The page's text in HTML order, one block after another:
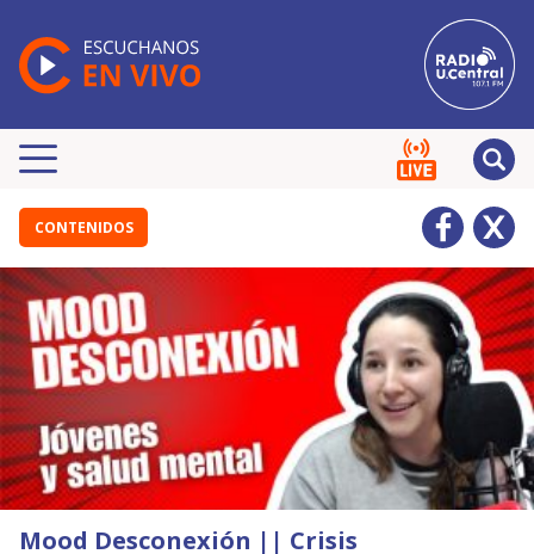
CONTENIDOS
Mood Desconexión || Crisis